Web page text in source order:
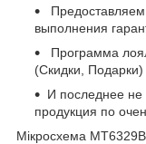
выполнения
Программа
(Скидки, Подарки)
И последнее не
продукция по
Мікросхема